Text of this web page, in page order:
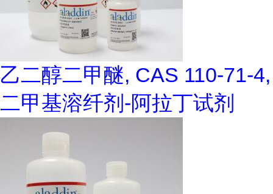
乙二醇二甲醚, CAS 110-71-4,
二甲基溶纤剂-阿拉丁试剂